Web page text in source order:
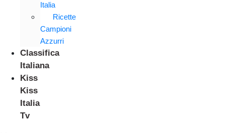
Italia
Ricette
Campioni
Azzurri
Classifica
Italiana
Kiss
Kiss
Italia
Tv